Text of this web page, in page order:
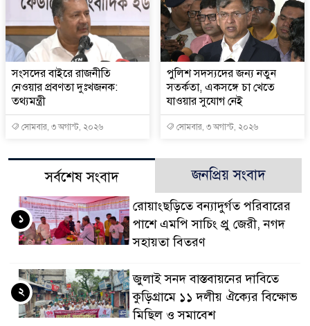
সংসদের বাইরে রাজনীতি
নেওয়ার প্রবণতা দুঃখজনক:
তথ্যমন্ত্রী
সোমবার, ৩ অগাস্ট, ২০২৬
পুলিশ সদস্যদের জন্য নতুন
সতর্কতা, একসঙ্গে চা খেতে
যাওয়ার সুযোগ নেই
সোমবার, ৩ অগাস্ট, ২০২৬
সর্বশেষ সংবাদ জনপ্রিয় সংবাদ
রোয়াংছড়িতে বন্যাদুর্গত পরিবারের
পাশে এমপি সাচিং প্রু জেরী, নগদ
সহায়তা বিতরণ
১
জুলাই সনদ বাস্তবায়নের দাবিতে
কুড়িগ্রামে ১১ দলীয় ঐক্যের বিক্ষোভ
মিছিল ও সমাবেশ
২